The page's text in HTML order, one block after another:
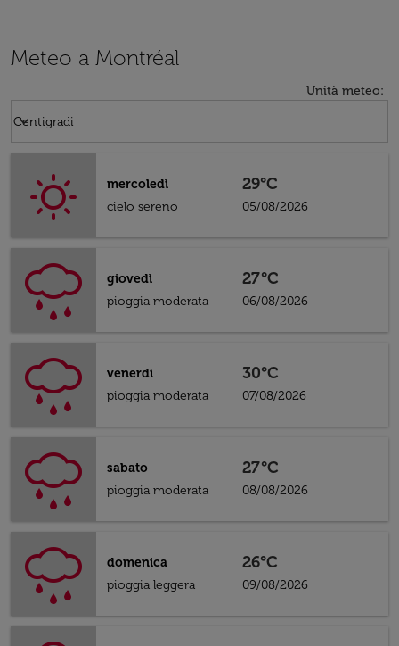
Meteo a Montréal
Unità meteo:
Centigradi
keyboard_arrow_down
mercoledì
cielo sereno
29°C
05/08/2026
giovedì
pioggia moderata
27°C
06/08/2026
venerdì
pioggia moderata
30°C
07/08/2026
sabato
pioggia moderata
27°C
08/08/2026
domenica
pioggia leggera
26°C
09/08/2026